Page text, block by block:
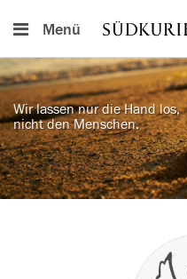
Menü
Wir lassen nur die Hand los,
nicht den Menschen.